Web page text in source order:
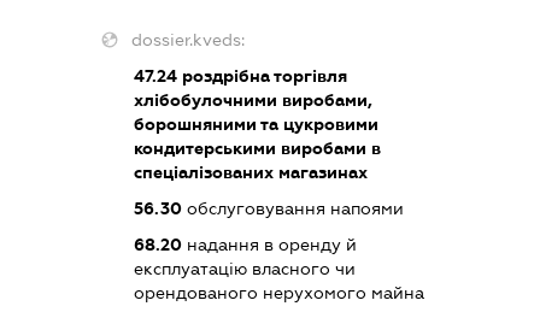
dossier.kveds:
47.24 роздрібна торгівля
хлібобулочними виробами,
борошняними та цукровими
кондитерськими виробами в
спеціалізованих магазинах
56.30 обслуговування напоями
68.20 надання в оренду й
експлуатацію власного чи
орендованого нерухомого майна